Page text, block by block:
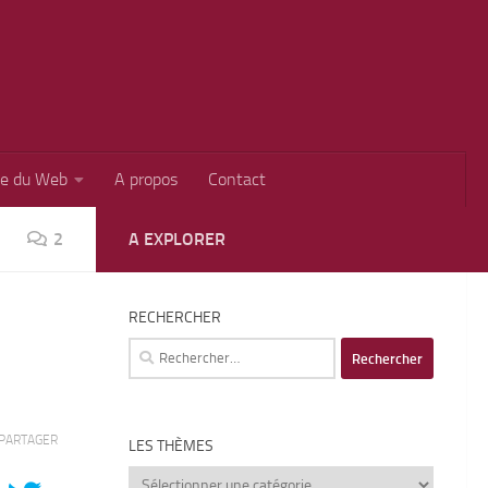
du Web A propos Contact
2 A EXPLORER
RECHERCHER
Rechercher :
LES THÈMES
Les